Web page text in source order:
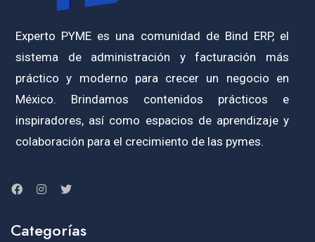
Experto PYME es una comunidad de Bind ERP, el
sistema de administración y facturación más
práctico y moderno para crecer un negocio en
México. Brindamos contenidos prácticos e
inspiradores, así como espacios de aprendizaje y
colaboración para el crecimiento de las pymes.
Categorías